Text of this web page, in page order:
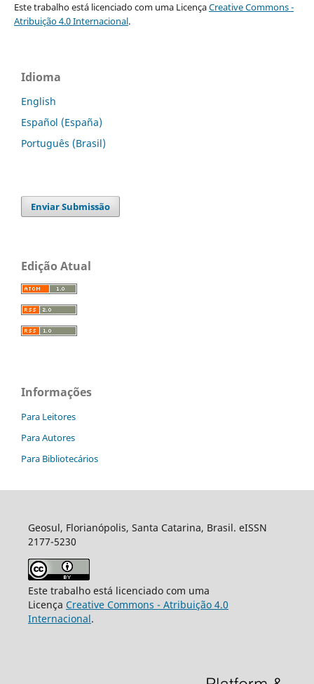
Este trabalho está licenciado com uma LicençaCreative Commons -
Atribuição 4.0 Internacional.
Idioma
English
Español (España)
Português (Brasil)
Enviar Submissão
Edição Atual
Informações
Para Leitores
Para Autores
Para Bibliotecários
Geosul, Florianópolis, Santa Catarina, Brasil. eISSN
2177-5230
Este trabalho está licenciado com uma
Licença Creative Commons - Atribuição 4.0
Internacional.